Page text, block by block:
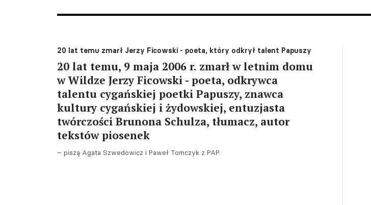
20 lat temu zmarł Jerzy Ficowski - poeta, który odkrył talent Papuszy
20 lat temu, 9 maja 2006 r. zmarł w letnim domu
w Wildze Jerzy Ficowski - poeta, odkrywca
talentu cygańskiej poetki Papuszy, znawca
kultury cygańskiej i żydowskiej, entuzjasta
twórczości Brunona Schulza, tłumacz, autor
tekstów piosenek
– piszą Agata Szwedowicz i Paweł Tomczyk z PAP.